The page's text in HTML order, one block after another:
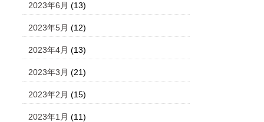
2023年6月 (13)
2023年5月 (12)
2023年4月 (13)
2023年3月 (21)
2023年2月 (15)
2023年1月 (11)